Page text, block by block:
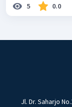
5 0.0
Jl. Dr. Saharjo